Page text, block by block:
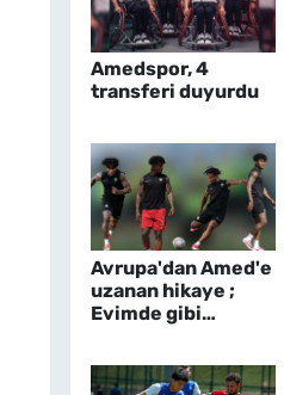
Amedspor, 4
transferi duyurdu
Avrupa'dan Amed'e
uzanan hikaye ;
Evimde gibi